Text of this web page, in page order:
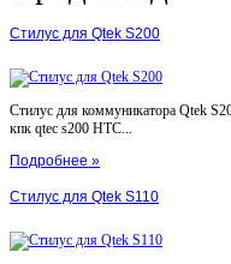
Стилус для Qtek S200
Стилус для коммуникатора Qtek
кпк qtec s200 HTC...
Подробнее »
Стилус для Qtek S110